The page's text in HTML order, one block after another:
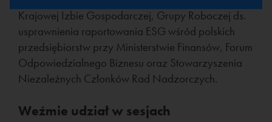
Krajowej Izbie Gospodarczej, Grupy Roboczej ds.
usprawnienia raportowania ESG wśród polskich
przedsiębiorstw przy Ministerstwie Finansów, Forum
Odpowiedzialnego Biznesu oraz Stowarzyszenia
Niezależnych Członków Rad Nadzorczych.
Weźmie udział w sesjach